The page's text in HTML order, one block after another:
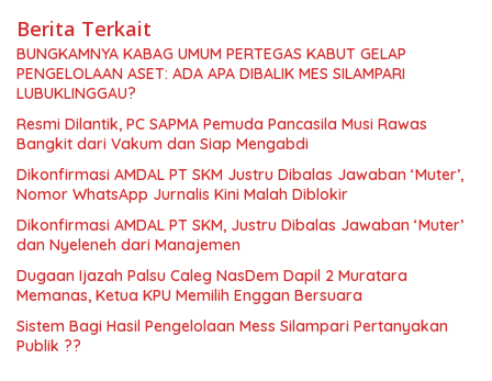
Berita Terkait
BUNGKAMNYA KABAG UMUM PERTEGAS KABUT GELAP
PENGELOLAAN ASET: ADA APA DIBALIK MES SILAMPARI
LUBUKLINGGAU?
Resmi Dilantik, PC SAPMA Pemuda Pancasila Musi Rawas
Bangkit dari Vakum dan Siap Mengabdi
Dikonfirmasi AMDAL PT SKM Justru Dibalas Jawaban ‘Muter’,
Nomor WhatsApp Jurnalis Kini Malah Diblokir
Dikonfirmasi AMDAL PT SKM, Justru Dibalas Jawaban ‘Muter’
dan Nyeleneh dari Manajemen
Dugaan Ijazah Palsu Caleg NasDem Dapil 2 Muratara
Memanas, Ketua KPU Memilih Enggan Bersuara
Sistem Bagi Hasil Pengelolaan Mess Silampari Pertanyakan
Publik ??